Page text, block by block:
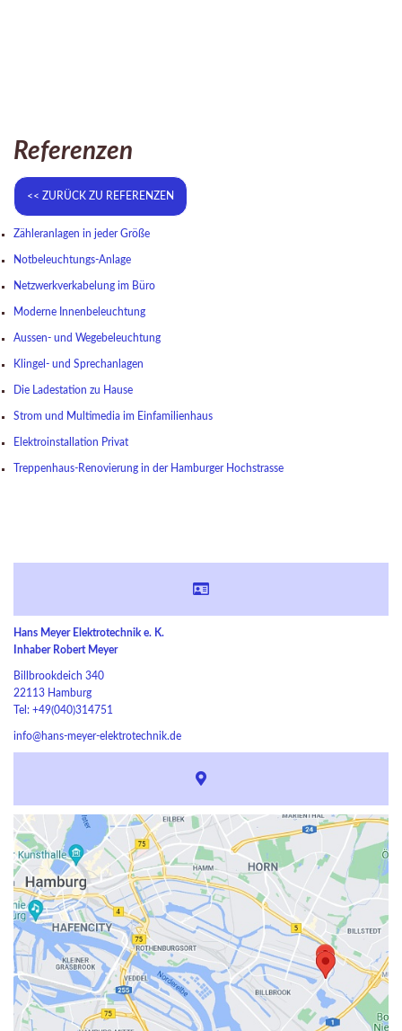
Referenzen
Zähleranlagen in jeder Größe
Notbeleuchtungs-Anlage
Netzwerkverkabelung im Büro
Moderne Innenbeleuchtung
Aussen- und Wegebeleuchtung
Klingel- und Sprechanlagen
Die Ladestation zu Hause
Strom und Multimedia im Einfamilienhaus
Elektroinstallation Privat
Treppenhaus-Renovierung in der Hamburger Hochstrasse
Hans Meyer Elektrotechnik e. K.
Inhaber Robert Meyer
Billbrookdeich 340
22113 Hamburg
Tel: +49(040)314751
info@hans-meyer-elektrotechnik.de